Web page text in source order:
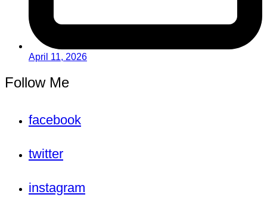
April 11, 2026
Follow Me
facebook
twitter
instagram